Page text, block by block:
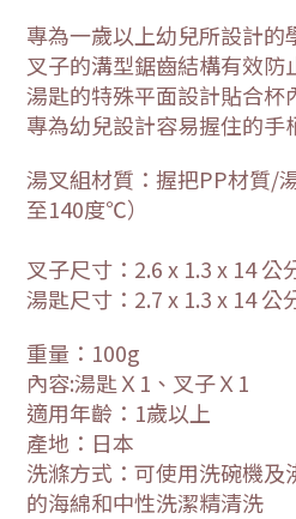
專為一歲以上幼兒所設計的
叉子的溝型鋸齒結構有效防
湯匙的特殊平面設計貼合杯
專為幼兒設計容易握住的手
湯叉組材質：握把PP材質/
至140度℃）
叉子尺寸：2.6 x 1.3 x 14 公
湯匙尺寸：2.7 x 1.3 x 14公
重量：100g
內容:湯匙Ｘ1、叉子Ｘ1
適用年齡：1歲以上
產地：日本
洗滌方式：可使用洗碗機及
的海綿和中性洗潔精清洗